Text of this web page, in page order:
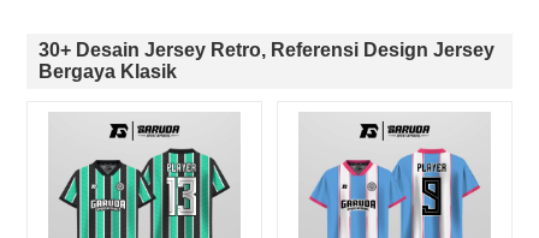
30+ Desain Jersey Retro, Referensi Design Jersey
Bergaya Klasik